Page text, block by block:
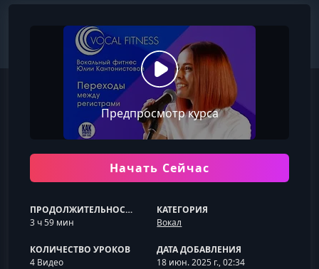
Предпросмотр курса
Начать Сейчас
ПРОДОЛЖИТЕЛЬНОСТЬ
3 ч 59 мин
КАТЕГОРИЯ
Вокал
КОЛИЧЕСТВО УРОКОВ
4 Видео
ДАТА ДОБАВЛЕНИЯ
18 июн. 2025 г., 02:34